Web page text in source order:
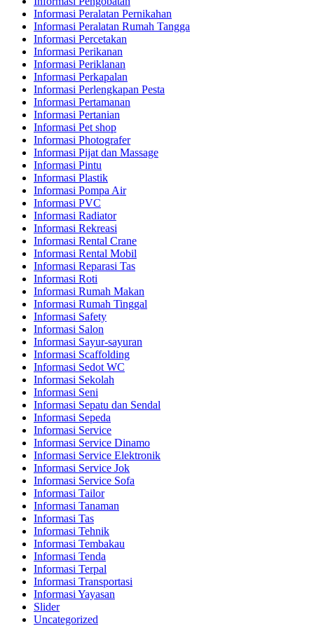
Informasi Peralatan Pernikahan
Informasi Peralatan Rumah Tangga
Informasi Percetakan
Informasi Perikanan
Informasi Periklanan
Informasi Perkapalan
Informasi Perlengkapan Pesta
Informasi Pertamanan
Informasi Pertanian
Informasi Pet shop
Informasi Photografer
Informasi Pijat dan Massage
Informasi Pintu
Informasi Plastik
Informasi Pompa Air
Informasi PVC
Informasi Radiator
Informasi Rekreasi
Informasi Rental Crane
Informasi Rental Mobil
Informasi Reparasi Tas
Informasi Roti
Informasi Rumah Makan
Informasi Rumah Tinggal
Informasi Safety
Informasi Salon
Informasi Sayur-sayuran
Informasi Scaffolding
Informasi Sedot WC
Informasi Sekolah
Informasi Seni
Informasi Sepatu dan Sendal
Informasi Sepeda
Informasi Service
Informasi Service Dinamo
Informasi Service Elektronik
Informasi Service Jok
Informasi Service Sofa
Informasi Tailor
Informasi Tanaman
Informasi Tas
Informasi Tehnik
Informasi Tembakau
Informasi Tenda
Informasi Terpal
Informasi Transportasi
Informasi Yayasan
Slider
Uncategorized